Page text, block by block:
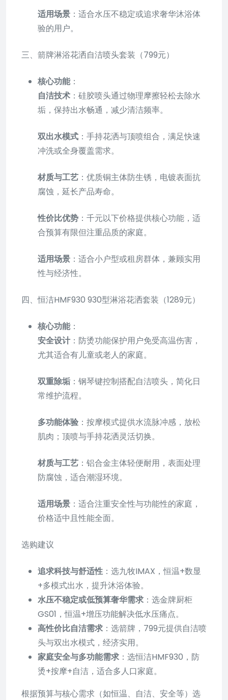
适用场景 ：适合水压不稳定或追求奢华沐浴体
验的用户。
三、箭牌淋浴花洒自洁喷头套装（799元）
核心功能：
自洁技术 ：硅胶喷头通过物理摩擦轻松去除水
垢，保持出水畅通，减少清洁频率。
双出水模式 ：手持花洒与顶喷组合，满足快速
冲洗或全身覆盖需求。
材质与工艺 ：优质铜主体防生锈，电镀表面抗
腐蚀，延长产品寿命。
性价比优势 ：千元以下价格提供核心功能，适
合预算有限但注重品质的家庭。
适用场景 ：适合小户型或租房群体，兼顾实用
性与经济性。
四、恒洁HMF930 930型淋浴花洒套装（1289元）
核心功能：
安全设计 ：防烫功能保护用户免受高温伤害，
尤其适合有儿童或老人的家庭。
双重除垢 ：钢琴键控制搭配自洁喷头，简化日
常维护流程。
多功能体验 ：按摩模式提供水流脉冲感，放松
肌肉；顶喷与手持花洒灵活切换。
材质与工艺 ：铝合金主体轻便耐用，表面处理
防腐蚀，适合潮湿环境。
适用场景 ：适合注重安全性与功能性的家庭，
价格适中且性能全面。
选购建议
追求科技与舒适性 ：选九牧IMAX，恒温+数显
+多模式出水，提升沐浴体验。
水压不稳定或低预算奢华需求 ：选金牌厨柜
GS01，恒温+增压功能解决低水压痛点。
高性价比自洁需求 ：选箭牌，799元提供自洁喷
头与双出水模式，经济实用。
家庭安全与多功能需求 ：选恒洁HMF930，防
烫+按摩+自洁，适合多人口家庭。
根据预算与核心需求（如恒温、自洁、安全等）选